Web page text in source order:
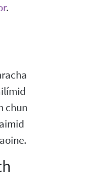
.
chun